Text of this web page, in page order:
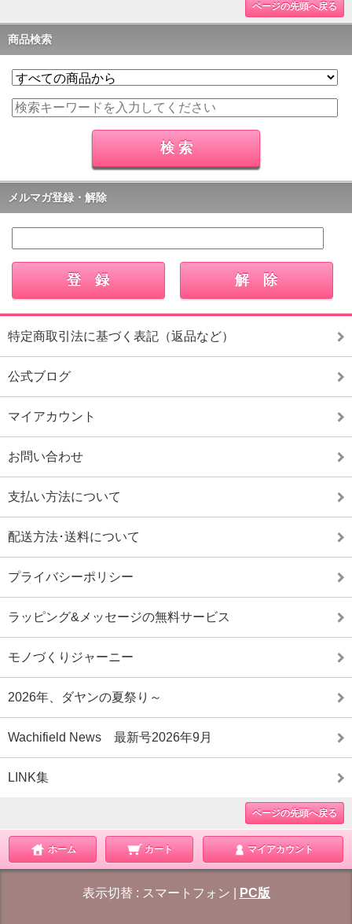
ページの先頭へ戻る
商品検索
メルマガ登録・解除
特定商取引法に基づく表記（返品など）
公式ブログ
マイアカウント
お問い合わせ
支払い方法について
配送方法･送料について
プライバシーポリシー
ラッピング&メッセージの無料サービス
モノづくりジャーニー
2026年、ダヤンの夏祭り～
Wachifield News 最新号2026年9月
LINK集
ページの先頭へ戻る
ホーム カート マイアカウント
表示切替 : スマートフォン PC版